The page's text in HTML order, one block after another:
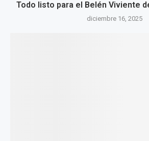
Todo listo para el Belén Viviente
diciembre 16, 2025